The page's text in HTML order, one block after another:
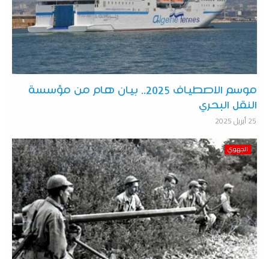
موسم الاصطياف 2025.. بيان هام من مؤسسة
النقل البحري
25 أبريل 2025
الجهوي